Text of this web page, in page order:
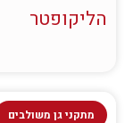
הליקופטר
מתקני גן משולבים